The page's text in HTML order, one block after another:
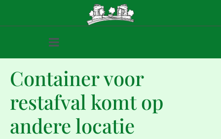
Container voor
restafval komt op
andere locatie